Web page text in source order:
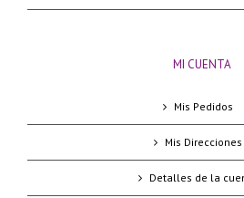
MI CUENTA
Mis Pedidos
Mis Direcciones
Detalles de la